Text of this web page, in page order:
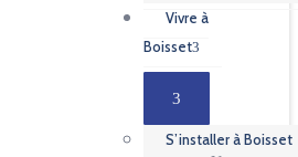
Vivre à
Boisset
S’installer à Boisset